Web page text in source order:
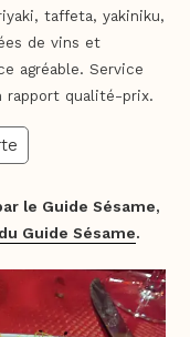
taffeta, yakiniku,
de vins et
agréable. Service
rapport qualité-prix.
le Guide Sésame,
Guide Sésame.